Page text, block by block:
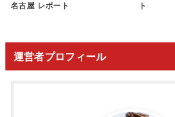
名古屋 レポート
ト
運営者プロフィール